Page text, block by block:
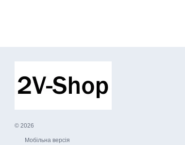
© 2026
Мобільна версія